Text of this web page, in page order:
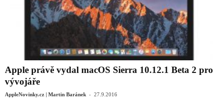
Apple právě vydal macOS Sierra 10.12.1 Beta 2 pro
vývojáře
AppleNovinky.cz | Martin Baránek - 27.9.2016